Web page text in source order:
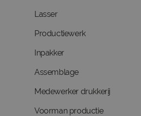
Lasser
Productiewerk
Inpakker
Assemblage
Medewerker drukkerij
Voorman productie